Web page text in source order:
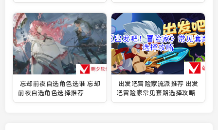
久有效 绍
忘却前夜自选角色选谁 忘却
前夜自选角色选择推荐
出发吧冒险家流派推荐 出发
吧冒险家常见套路选择攻略